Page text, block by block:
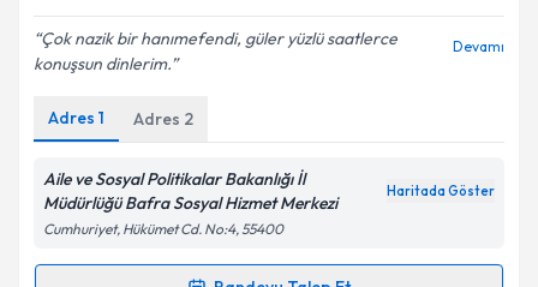
Metni 'ni okudum ve kişisel verilerimin belirtilen
Takvim Talebini Gönder
Çok nazik bir hanımefendi, güler yüzlü saatlerce
konuşsun dinlerim.
Devamı
Adres 1 Adres 2
Aile ve Sosyal Politikalar Bakanlığı İl
Müdürlüğü Bafra Sosyal Hizmet Merkezi
Haritada Göster
Cumhuriyet, Hükümet Cd. No:4, 55400